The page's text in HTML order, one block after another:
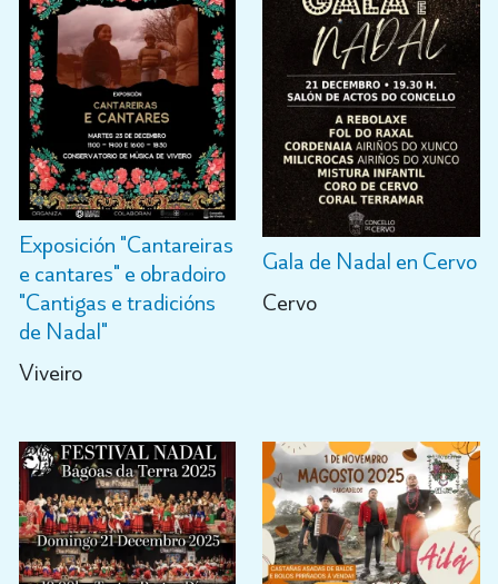
Exposición "Cantareiras
e cantares" e obradoiro
"Cantigas e tradicións
de Nadal"
Viveiro
Gala de Nadal en Cervo
Cervo